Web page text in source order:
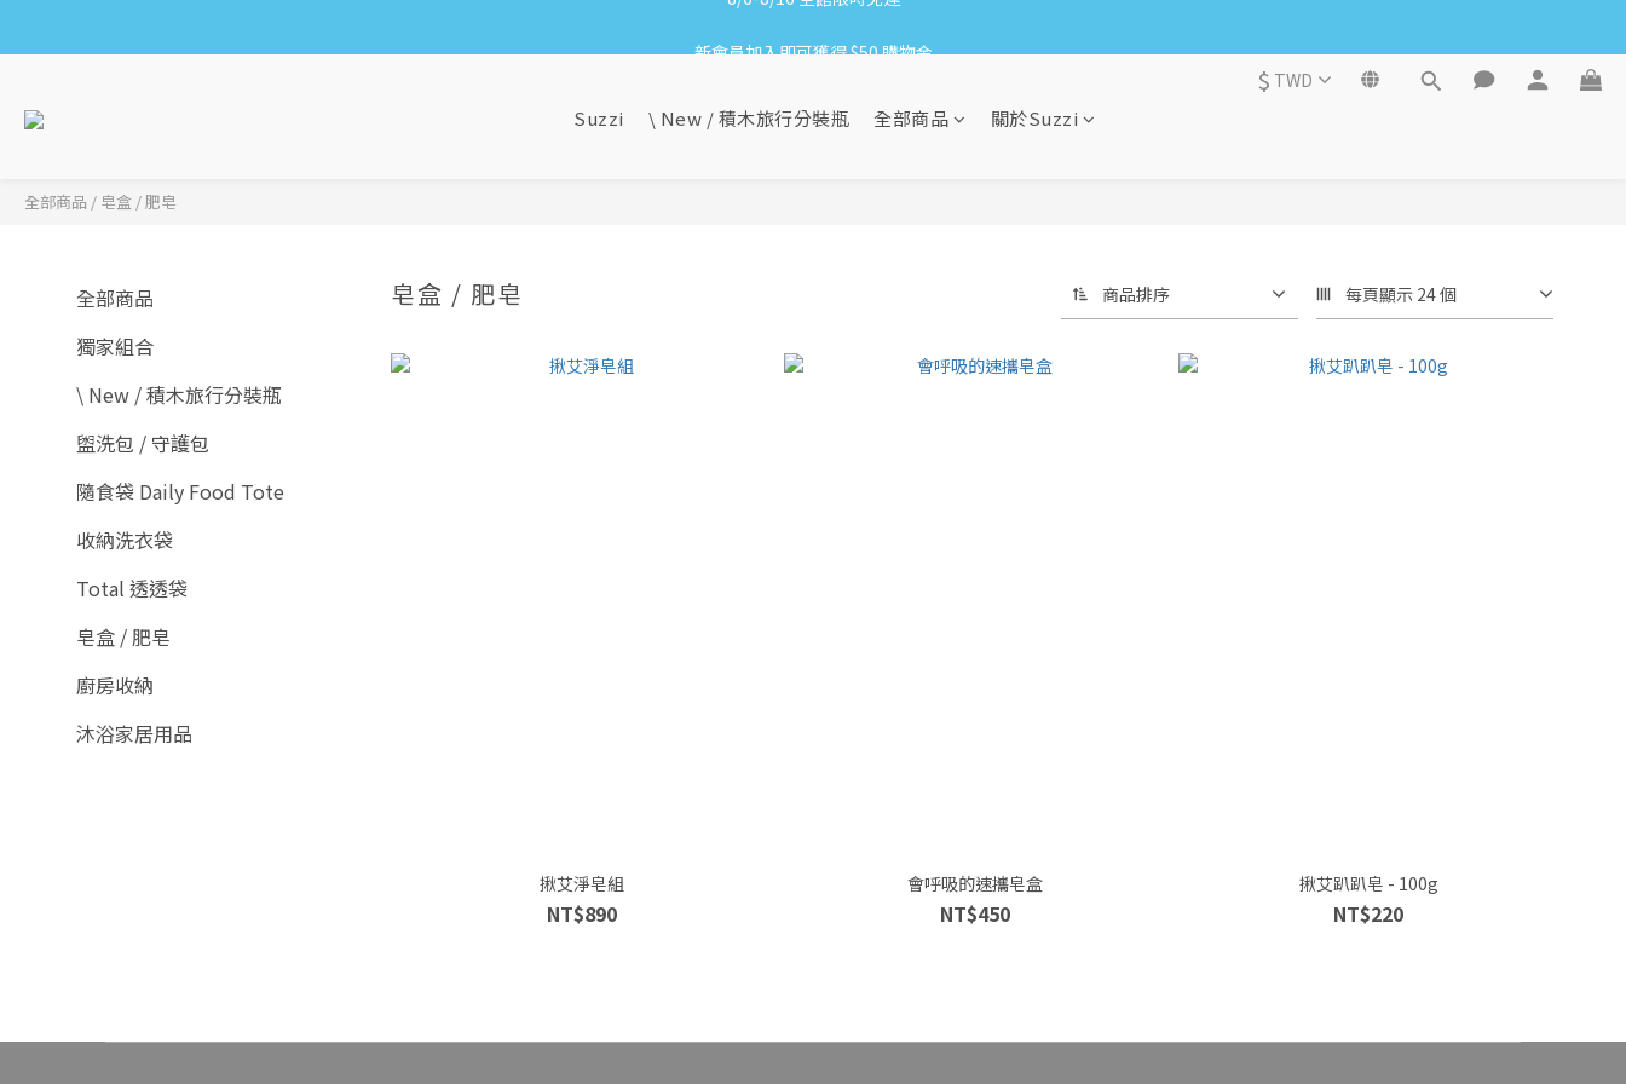
新會員加入即可獲得 $50 購物金
$ TWD
Suzzi \ New / 積木旅行分裝瓶 全部商品 關於Suzzi
全部商品 / 皂盒 / 肥皂
全部商品
獨家組合
\ New / 積木旅行分裝瓶
盥洗包 / 守護包
隨食袋 Daily Food Tote
收納洗衣袋
Total 透透袋
皂盒 / 肥皂
廚房收納
沐浴家居用品
皂盒 / 肥皂 商品排序 每頁顯示 24 個
揪艾淨皂組
NT$890
會呼吸的速攜皂盒
NT$450
揪艾趴趴皂 - 100g
NT$220